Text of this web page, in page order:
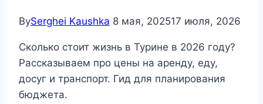
BySerghei Kaushka 8 мая, 202517 июля, 2026
Сколько стоит жизнь в Турине в 2026 году?
Рассказываем про цены на аренду, еду,
досуг и транспорт. Гид для планирования
бюджета.